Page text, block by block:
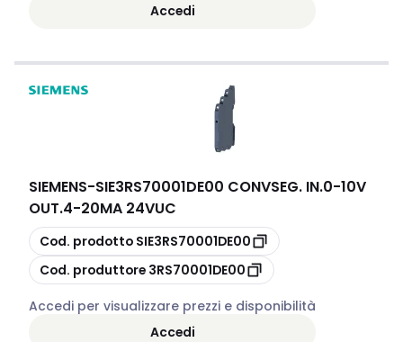
Accedi
SIEMENS-SIE3RS70001DE00 CONVSEG. IN.0-10V
OUT.4-20MA 24VUC
copia
Cod. prodotto SIE3RS70001DE00
copia
Cod. produttore 3RS70001DE00
Accedi per visualizzare prezzi e disponibilità
Accedi